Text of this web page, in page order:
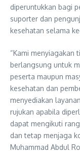
diperuntukkan bagi
suporter dan
kesehatan selama
“Kami menyiagakan
berlangsung untuk
peserta maupun
kesehatan dan
menyediakan
rujukan apabila
dapat mengikuti
dan tetap menjaga
Muhammad Abdul